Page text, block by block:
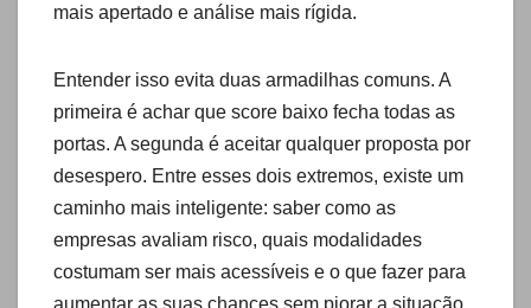
mais apertado e análise mais rígida.
Entender isso evita duas armadilhas comuns. A
primeira é achar que score baixo fecha todas as
portas. A segunda é aceitar qualquer proposta por
desespero. Entre esses dois extremos, existe um
caminho mais inteligente: saber como as
empresas avaliam risco, quais modalidades
costumam ser mais acessíveis e o que fazer para
aumentar as suas chances sem piorar a situação